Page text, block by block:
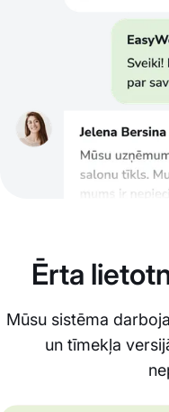
Ērta
Mūsu sistēma
un tīmekļa